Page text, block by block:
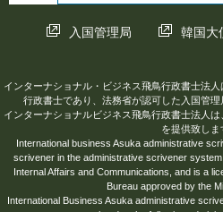
入国管理局 韓国大
インターナショナル・ビジネス飛鳥行政書士法
行政書士であり、法務省が認可した入国管理
インターナショナルビジネス飛鳥行政書士法人
を提供致しま
International business Asuka administrative
scrivener in the administrative scrivener
Internal Affairs and Communications, and is a
Bureau approved by the
International Business Asuka administrative